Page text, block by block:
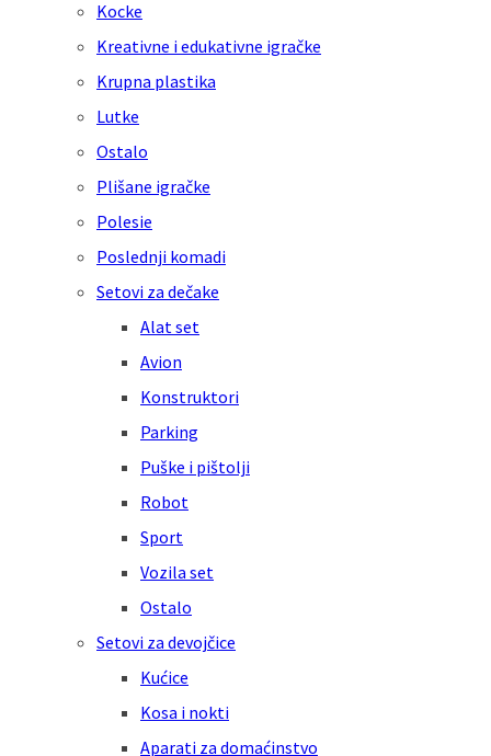
Kocke
Kreativne i edukativne igračke
Krupna plastika
Lutke
Ostalo
Plišane igračke
Polesie
Poslednji komadi
Setovi za dečake
Alat set
Avion
Konstruktori
Parking
Puške i pištolji
Robot
Sport
Vozila set
Ostalo
Setovi za devojčice
Kućice
Kosa i nokti
Aparati za domaćinstvo